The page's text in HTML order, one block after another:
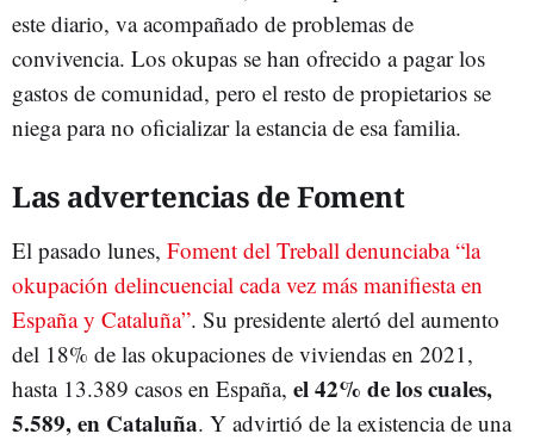
este diario, va acompañado de problemas de
convivencia. Los okupas se han ofrecido a pagar los
gastos de comunidad, pero el resto de propietarios se
niega para no oficializar la estancia de esa familia.
Las advertencias de Foment
El pasado lunes, Foment del Treball denunciaba “la
okupación delincuencial cada vez más manifiesta en
España y Cataluña”. Su presidente alertó del aumento
del 18% de las okupaciones de viviendas en 2021,
hasta 13.389 casos en España, el 42% de los cuales,
5.589, en Cataluña. Y advirtió de la existencia de una